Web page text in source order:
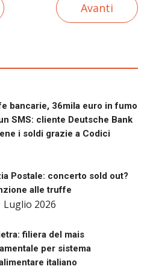
Avanti
bancarie, 36mila euro in fumo
SMS: cliente Deutsche Bank
i soldi grazie a Codici
Postale: concerto sold out?
alle truffe
Luglio 2026
filiera del mais
per sistema
italiano